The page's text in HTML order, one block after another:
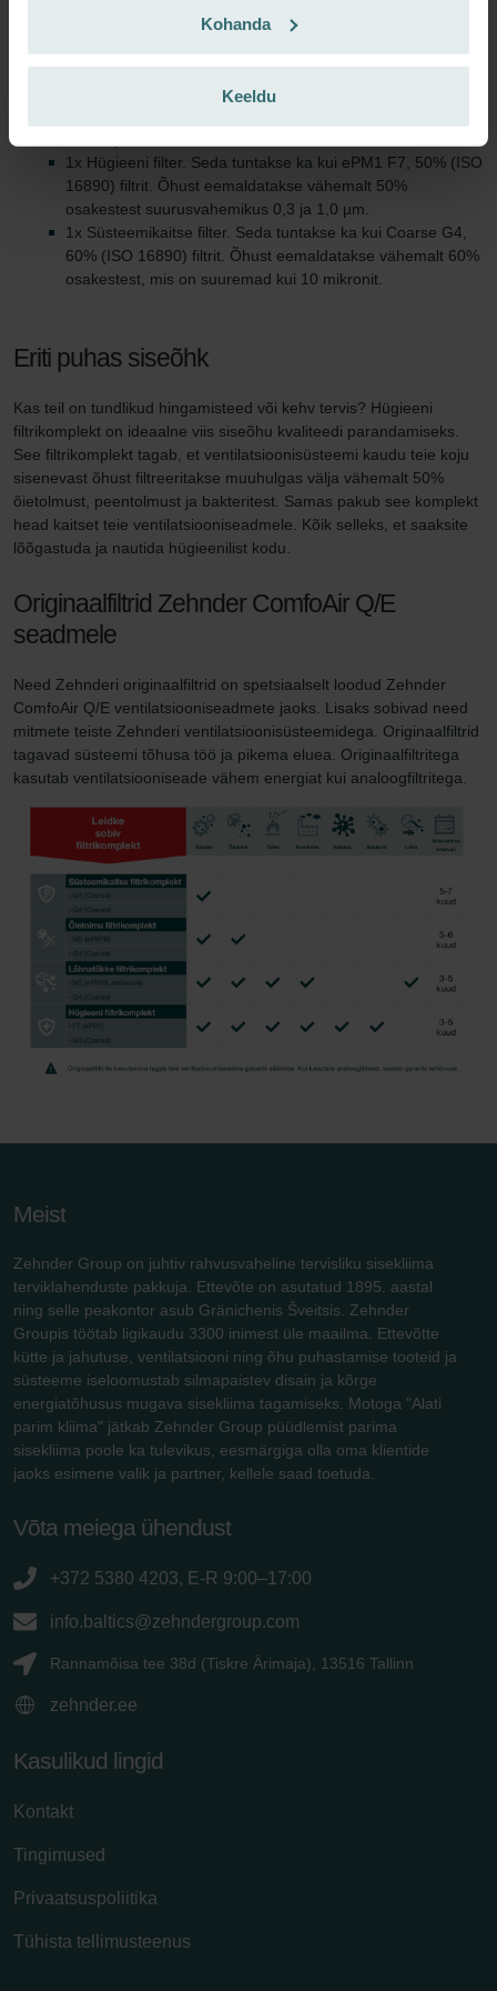
Kohanda
Keeldu
Tehniline informatsioon
1x Hügieeni filter. Seda tuntakse ka kui ePM1 F7, 50% (ISO
16890) filtrit. Õhust eemaldatakse vähemalt 50%
osakestest suurusvahemikus 0,3 ja 1,0 µm.
1x Süsteemikaitse filter. Seda tuntakse ka kui Coarse G4,
60% (ISO 16890) filtrit. Õhust eemaldatakse vähemalt 60%
osakestest, mis on suuremad kui 10 mikronit.
Eriti puhas siseõhk
Kas teil on tundlikud hingamisteed või kehv tervis? Hügieeni
filtrikomplekt on ideaalne viis siseõhu kvaliteedi parandamiseks.
See filtrikomplekt tagab, et ventilatsioonisüsteemi kaudu teie koju
sisenevast õhust filtreeritakse muuhulgas välja vähemalt 50%
õietolmust, peentolmust ja bakteritest. Samas pakub see komplekt
head kaitset teie ventilatsiooniseadmele. Kõik selleks, et saaksite
lõõgastuda ja nautida hügieenilist kodu.
Originaalfiltrid Zehnder ComfoAir Q/E
seadmele
Need Zehnderi originaalfiltrid on spetsiaalselt loodud Zehnder
ComfoAir Q/E ventilatsiooniseadmete jaoks. Lisaks sobivad need
mitmete teiste Zehnderi ventilatsioonisüsteemidega. Originaalfiltrid
tagavad süsteemi tõhusa töö ja pikema eluea. Originaalfiltritega
kasutab ventilatsiooniseade vähem energiat kui analoogfiltritega.
Meist
Zehnder Group on juhtiv rahvusvaheline tervisliku sisekliima
terviklahenduste pakkuja. Ettevõte on asutatud 1895. aastal
ning selle peakontor asub Gränichenis Šveitsis. Zehnder
Groupis töötab ligikaudu 3300 inimest üle maailma. Ettevõtte
kütte ja jahutuse, ventilatsiooni ning õhu puhastamise tooteid ja
süsteeme iseloomustab silmapaistev disain ja kõrge
energiatõhusus mugava sisekliima tagamiseks. Motoga "Alati
parim kliima" jätkab Zehnder Group püüdlemist parima
sisekliima poole ka tulevikus, eesmärgiga olla oma klientide
jaoks esimene valik ja partner, kellele saad toetuda.
Võta meiega ühendust
+372 5380 4203, E-R 9:00–17:00
info.baltics@zehndergroup.com
Rannamõisa tee 38d (Tiskre Ärimaja), 13516 Tallinn
zehnder.ee
Kasulikud lingid
Kontakt
Tingimused
Privaatsuspoliitika
Tühista tellimusteenus